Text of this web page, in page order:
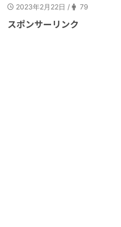
2023年2月22日 / 79
スポンサーリンク